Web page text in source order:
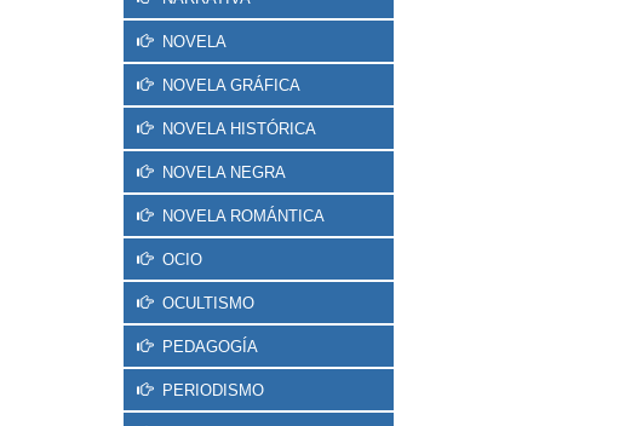
NOVELA
NOVELA GRÁFICA
NOVELA HISTÓRICA
NOVELA NEGRA
NOVELA ROMÁNTICA
OCIO
OCULTISMO
PEDAGOGÍA
PERIODISMO